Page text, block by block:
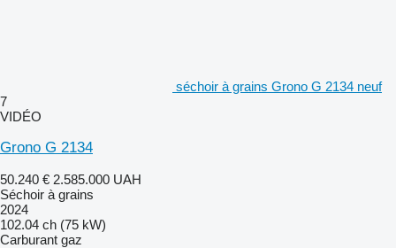
séchoir à grains Grono G 2134 neuf
7
VIDÉO
Grono G 2134
50.240 € 2.585.000 UAH
Séchoir à grains
2024
102.04 ch (75 kW)
Carburant gaz